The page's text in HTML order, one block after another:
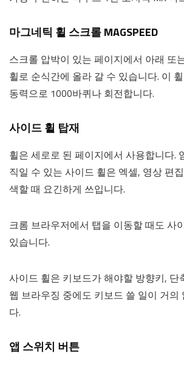
마그네틱 휠 스크롤 MAGSPEED
스크롤 압박이 있는 페이지에서 아래 또
휠로 순식간에 올라 갈 수 있습니다. 이
동력으로 1000바퀴나 회전합니다.
사이드 휠 탑재
휠은 세로로 된 페이지에서 사용합니다.
직일 수 있는 사이드 휠은 엑셀, 영상 편
색할 때 요긴하게 쓰입니다.
크롬 브라우저에서 탭을 이동할 때도 사
있습니다.
사이드 휠은 키보드가 해야할 방향키, 단
웹 브라우징 중에도 키보드 쓸 일이 거의
다.
앱 스위치 버튼